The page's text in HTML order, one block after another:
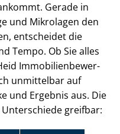
Gerade in
und Mikrolagen den
entscheidet die
Tempo. Ob Sie alles
Im­mo­bi­li­en­be­wer­
unmittelbar auf
und Ergebnis aus. Die
greifbar: